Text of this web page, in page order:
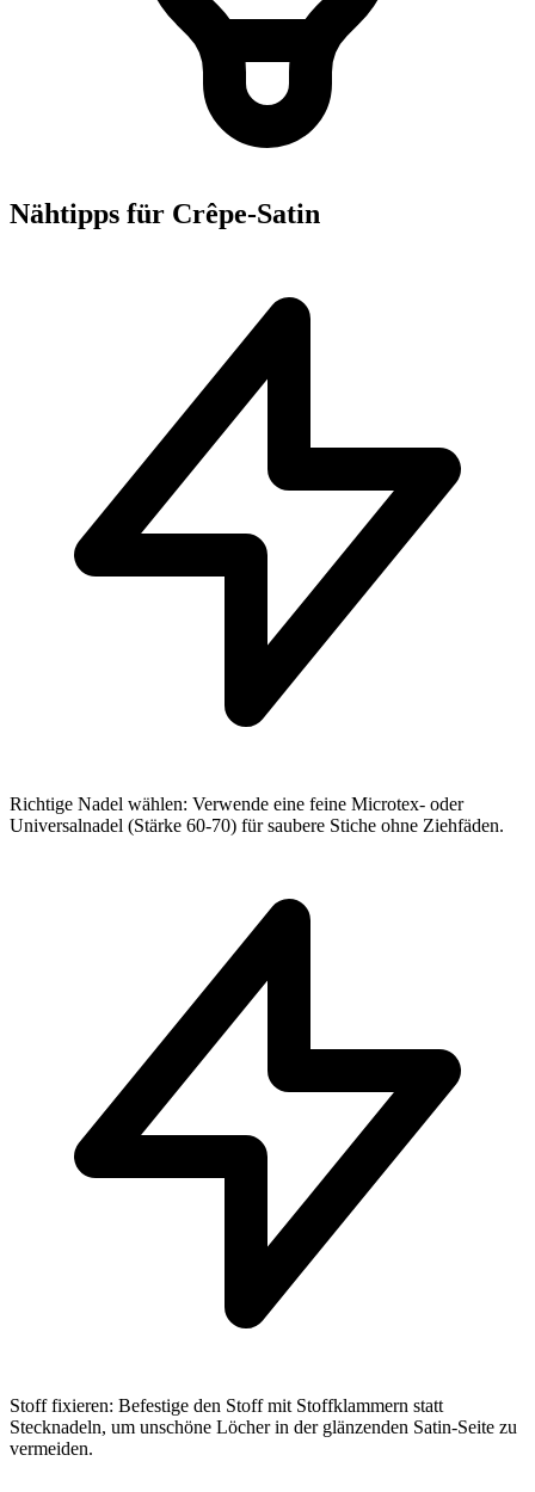
Nähtipps für Crêpe-Satin
Richtige Nadel wählen: Verwende eine feine Microtex- oder
Universalnadel (Stärke 60-70) für saubere Stiche ohne Ziehfäden.
Stoff fixieren: Befestige den Stoff mit Stoffklammern statt
Stecknadeln, um unschöne Löcher in der glänzenden Satin-Seite zu
vermeiden.